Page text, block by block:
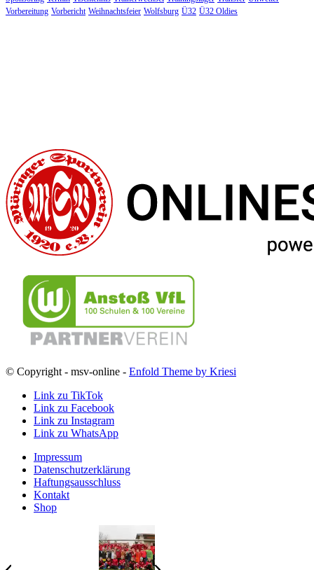
Vorbereitung Vorbericht Weihnachtsfeier Wolfsburg Ü32 Ü32 Oldies
© Copyright - msv-online - Enfold Theme by Kriesi
Link zu TikTok
Link zu Facebook
Link zu Instagram
Link zu WhatsApp
Impressum
Datenschutzerklärung
Haftungsausschluss
Kontakt
Shop